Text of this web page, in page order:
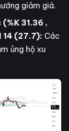
giảm giá.
31.36 ,
14 (27.7): Các
ủng hộ xu